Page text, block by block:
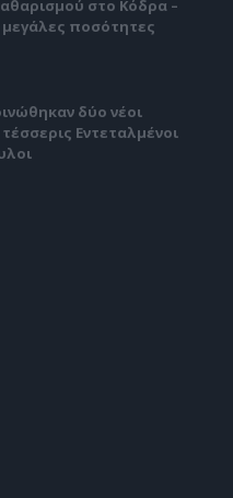
στο Κόδρα –
ποσότητες
δύο νέοι
Εντεταλμένοι